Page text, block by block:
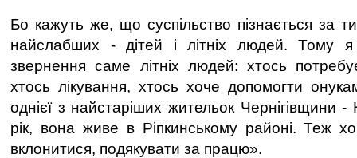
Бо кажуть же, що суспільство пізнається за
найслабших - дітей і літніх людей. Тому
звернення саме літніх людей: хтось
хтось лікування, хтось хоче допомогти
однієї з найстаріших жительок Чернігівщини
рік, вона живе в Ріпкинському районі. Теж
вклонитися, подякувати за працю».